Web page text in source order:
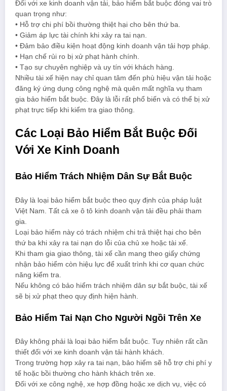
Đối với xe kinh doanh vận tải, bảo hiểm bắt buộc đóng vai trò
quan trọng như:
• Hỗ trợ chi phí bồi thường thiệt hại cho bên thứ ba.
• Giảm áp lực tài chính khi xảy ra tai nạn.
• Đảm bảo điều kiện hoạt động kinh doanh vận tải hợp pháp.
• Hạn chế rủi ro bị xử phạt hành chính.
• Tạo sự chuyên nghiệp và uy tín với khách hàng.
Nhiều tài xế hiện nay chỉ quan tâm đến phù hiệu vận tải hoặc
đăng ký ứng dụng công nghệ mà quên mất nghĩa vụ tham
gia bảo hiểm bắt buộc. Đây là lỗi rất phổ biến và có thể bị xử
phạt trực tiếp khi kiểm tra giao thông.
Các Loại Bảo Hiểm Bắt Buộc Đối
Với Xe Kinh Doanh
Bảo Hiểm Trách Nhiệm Dân Sự Bắt Buộc
Đây là loại bảo hiểm bắt buộc theo quy định của pháp luật
Việt Nam. Tất cả xe ô tô kinh doanh vận tải đều phải tham
gia.
Loại bảo hiểm này có trách nhiệm chi trả thiệt hại cho bên
thứ ba khi xảy ra tai nạn do lỗi của chủ xe hoặc tài xế.
Khi tham gia giao thông, tài xế cần mang theo giấy chứng
nhận bảo hiểm còn hiệu lực để xuất trình khi cơ quan chức
năng kiểm tra.
Nếu không có bảo hiểm trách nhiệm dân sự bắt buộc, tài xế
sẽ bị xử phạt theo quy định hiện hành.
Bảo Hiểm Tai Nạn Cho Người Ngồi Trên Xe
Đây không phải là loại bảo hiểm bắt buộc. Tuy nhiên rất cần
thiết đối với xe kinh doanh vận tải hành khách.
Trong trường hợp xảy ra tai nạn, bảo hiểm sẽ hỗ trợ chi phí y
tế hoặc bồi thường cho hành khách trên xe.
Đối với xe công nghệ, xe hợp đồng hoặc xe dịch vụ, việc có